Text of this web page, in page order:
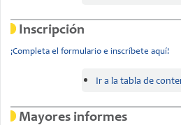
Inscripción
¡Completa el formulario e inscríbete aquí!
Ir a la tabla de
Mayores informes